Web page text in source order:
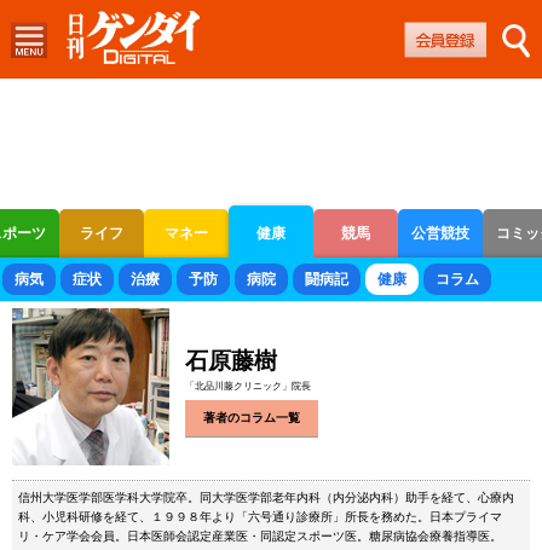
ーツ ライフ マネー 健康 競馬 公営競技 コミ
ボートレース 競輪 オートレース
病気 症状 治療 予防 病院 闘病記 健康 コラム
石原藤樹
「北品川藤クリニック」院長
著者のコラム一覧
信州大学医学部医学科大学院卒。同大学医学部老年内科（内分泌内科）助手を経て、心療内
科、小児科研修を経て、１９９８年より「六号通り診療所」所長を務めた。日本プライマ
リ・ケア学会会員。日本医師会認定産業医・同認定スポーツ医。糖尿病協会療養指導医。